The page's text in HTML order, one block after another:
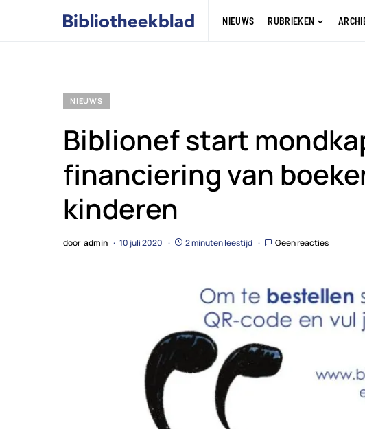
NIEUWS RUBRIEKEN
NIEUWS
Biblionef start
financiering van
kinderen
door admin 10 juli 2020 2 minuten leestijd Geen reacties